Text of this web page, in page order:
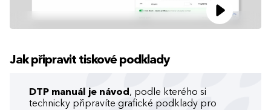
Jak připravit tiskové podklady
DTP manuál je návod , podle kterého si
technicky připravíte grafické podklady pro